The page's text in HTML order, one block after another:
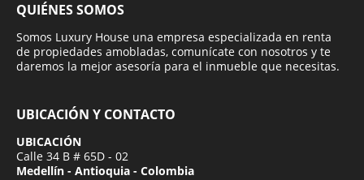
QUIÉNES SOMOS
Somos Luxury House una empresa especializada en renta
de propiedades amobladas, comunícate con nosotros y te
daremos la mejor asesoría para el inmueble que necesitas.
UBICACIÓN Y CONTACTO
UBICACIÓN
Calle 34 B # 65D - 02
Medellín - Antioquia - Colombia